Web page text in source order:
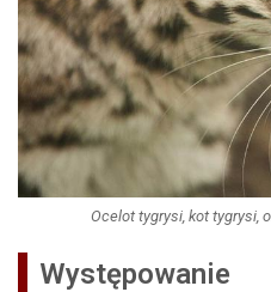
Ocelot tygrysi, kot tygrysi,
Występowanie